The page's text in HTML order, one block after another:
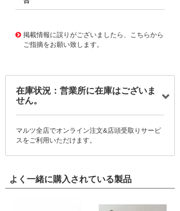
掲載情報に誤りがございましたら、こちらから
ご指摘をお願い致します。
在庫状況：営業所に在庫はございま
せん。
マルツ全店でオンライン注文&店頭受取りサービ
スをご利用いただけます。
よく一緒に購入されている製品